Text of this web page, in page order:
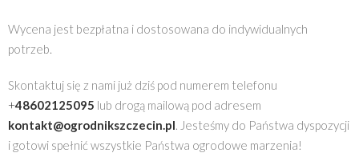
Wycena jest bezpłatna i dostosowana do indywidualnych
potrzeb.
Skontaktuj się z nami już dziś pod numerem telefonu
+48602125095 lub drogą mailową pod adresem
kontakt@ogrodnikszczecin.pl. Jesteśmy do Państwa dyspozycji
i gotowi spełnić wszystkie Państwa ogrodowe marzenia!